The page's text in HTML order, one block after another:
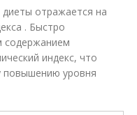
диеты отражается на
. Быстро
содержанием
индекс, что
повышению уровня